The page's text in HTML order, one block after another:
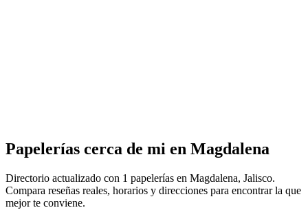
Papelerías cerca de mi en Magdalena
Directorio actualizado con 1 papelerías en Magdalena, Jalisco.
Compara reseñas reales, horarios y direcciones para encontrar la que
mejor te conviene.